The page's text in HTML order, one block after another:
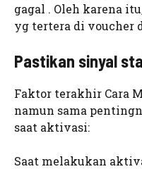
gagal . Oleh karena
yg tertera di voucher
Pastikan sinyal
Faktor terakhir Cara
namun sama
saat aktivasi:
Saat melakukan